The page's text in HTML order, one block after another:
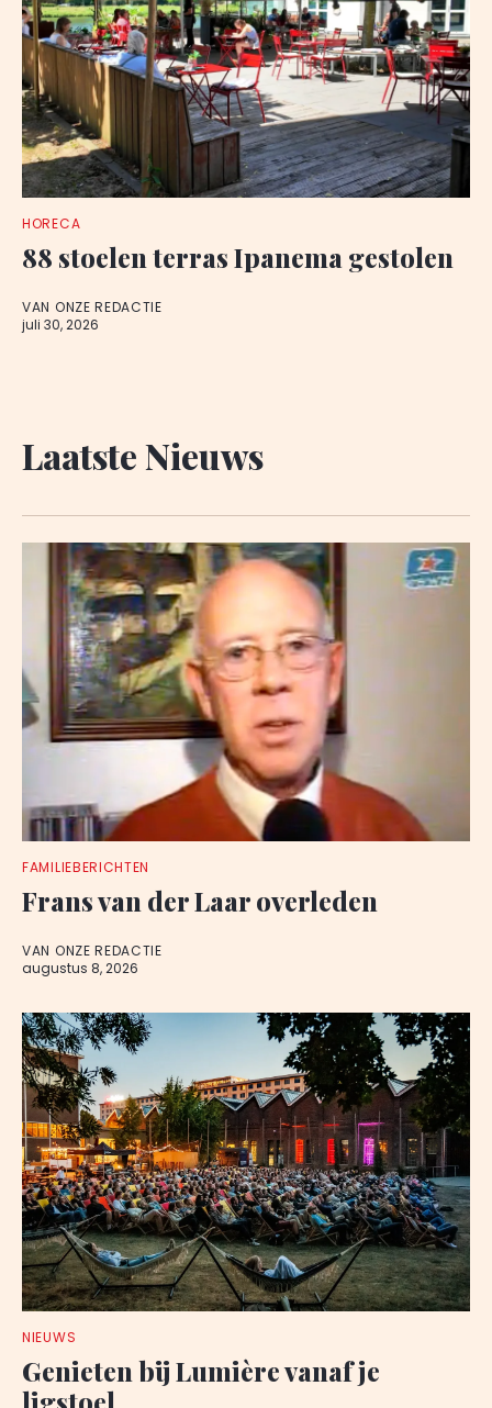
HORECA
88 stoelen terras Ipanema gestolen
VAN ONZE REDACTIE
juli 30, 2026
Laatste Nieuws
FAMILIEBERICHTEN
Frans van der Laar overleden
VAN ONZE REDACTIE
augustus 8, 2026
NIEUWS
Genieten bij Lumière vanaf je